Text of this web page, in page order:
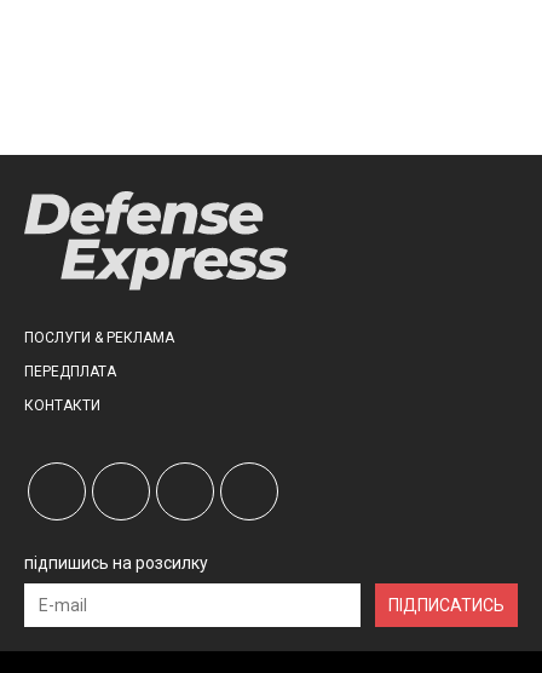
ПОСЛУГИ & РЕКЛАМА
ПЕРЕДПЛАТА
КОНТАКТИ
підпишись на розсилку
ПІДПИСАТИСЬ